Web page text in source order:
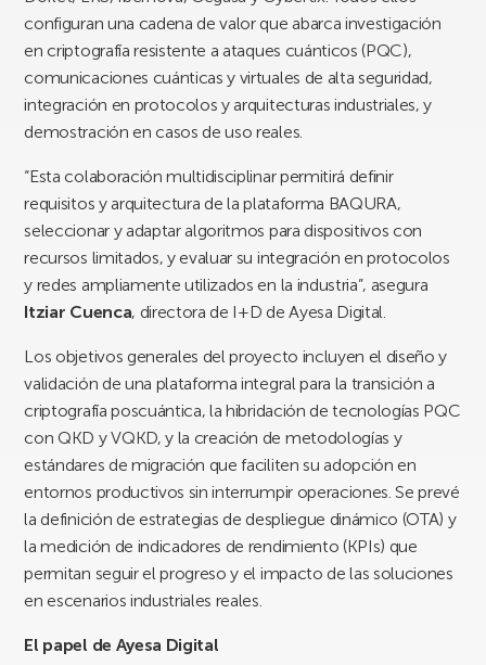
configuran una cadena de valor que abarca investigación
en criptografía resistente a ataques cuánticos (PQC),
comunicaciones cuánticas y virtuales de alta seguridad,
integración en protocolos y arquitecturas industriales, y
demostración en casos de uso reales.
“Esta colaboración multidisciplinar permitirá definir
requisitos y arquitectura de la plataforma BAQURA,
seleccionar y adaptar algoritmos para dispositivos con
recursos limitados, y evaluar su integración en protocolos
y redes ampliamente utilizados en la industria”, asegura
Itziar Cuenca, directora de I+D de Ayesa Digital.
Los objetivos generales del proyecto incluyen el diseño y
validación de una plataforma integral para la transición a
criptografía poscuántica, la hibridación de tecnologías PQC
con QKD y VQKD, y la creación de metodologías y
estándares de migración que faciliten su adopción en
entornos productivos sin interrumpir operaciones. Se prevé
la definición de estrategias de despliegue dinámico (OTA) y
la medición de indicadores de rendimiento (KPIs) que
permitan seguir el progreso y el impacto de las soluciones
en escenarios industriales reales.
El papel de Ayesa Digital